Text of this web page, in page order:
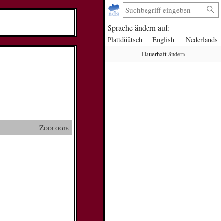
Sprache ändern auf:
Plattdüütsch English Nederlands
Dauerhaft ändern
Zoologie